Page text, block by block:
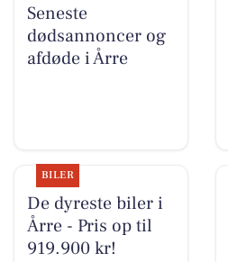
Seneste
dødsannoncer og
afdøde i Årre
BILER
De dyreste biler i
Årre - Pris op til
919.900 kr!